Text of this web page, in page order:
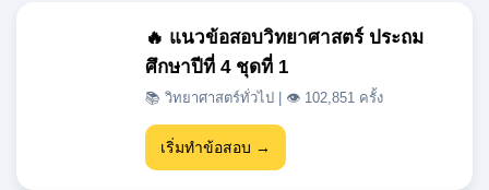
🔥 แนวข้อสอบวิทยาศาสตร์ ประถม
ศึกษาปีที่ 4 ชุดที่ 1
📚 วิทยาศาสตร์ทั่วไป | 👁 102,851 ครั้ง
เริ่มทำข้อสอบ →